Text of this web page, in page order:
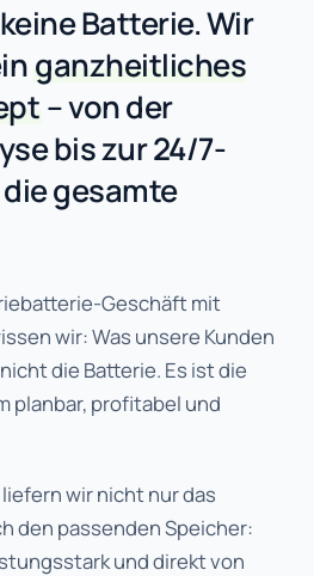
Batterie. Wir
ganzheitliches
– von der
bis zur 24/7-
gesamte
Geschäft mit
wir: Was unsere Kunden
die Batterie. Es ist die
planbar, profitabel und
wir nicht nur das
den passenden Speicher:
und direkt von